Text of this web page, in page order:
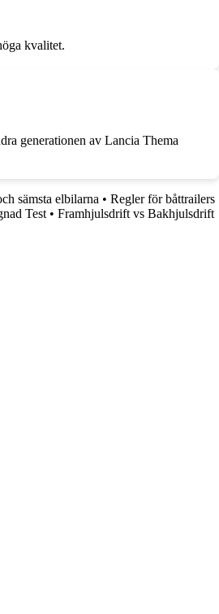
kvalitet.
generationen av Lancia Thema
sämsta elbilarna • Regler för båttrailers
Test• Framhjulsdrift vs Bakhjulsdrift